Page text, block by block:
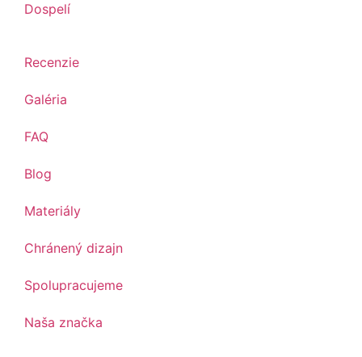
Dospelí
Recenzie
Galéria
FAQ
Blog
Materiály
Chránený dizajn
Spolupracujeme
Naša značka